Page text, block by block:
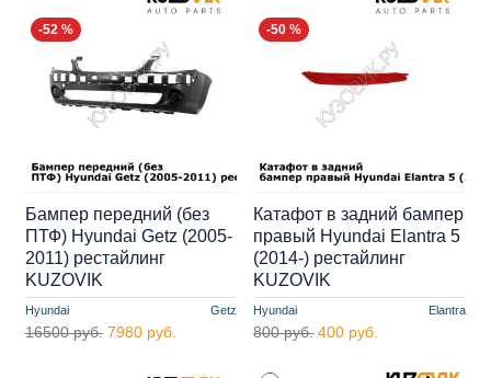
-52 %
Hyundai Getz
Бампер передний (без
ПТФ) Hyundai Getz (2005-
2011) рестайлинг
KUZOVIK
16500 руб. 7980 руб.
-50 %
Hyundai Elantra
Катафот в задний бампер
правый Hyundai Elantra 5
(2014-) рестайлинг
KUZOVIK
800 руб. 400 руб.